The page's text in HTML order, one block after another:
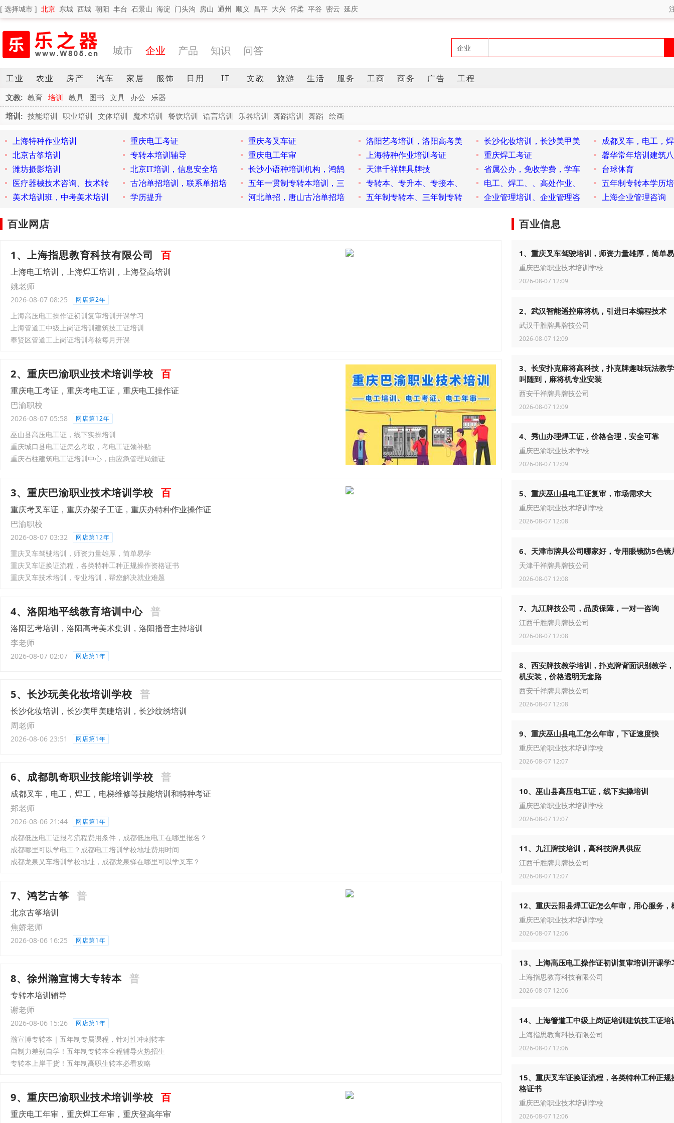
[ 选择城市 ] 北京 东城 西城 朝阳 丰台 石景山 海淀 门头沟 房山 通州 顺义 昌平 大兴 怀柔 平谷 密云 延庆
城市 企业 产品 知识 问答
工业 农业 房产 汽车 家居 服饰 日用 IT 文教 旅游 生活 服务 工商 商务 广告 工程
文教: 教育 培训 教具 图书 文具 办公
乐器
培训: 技能培训 职业培训 文体培训 魔术培训 餐饮培训 语言培训 乐器培训 舞蹈培训 舞蹈 绘画
上海特种作业培训 重庆电工考证 重庆考叉车证 洛阳艺考培训，洛阳高考美 长沙化妆培训，长沙美甲美
成都叉车，电工，
北京古筝培训
专转本培训辅导 重庆电工年审 上海特种作业培训考证 重庆焊工考证
馨华常年培训建筑
潍坊摄影培训
北京IT培训，信息安全培 长沙小语种培训机构，鸿鹄 天津千祥牌具牌技 省属公办，免收学费，学车
台球体育
医疗器械技术咨询、技术转
古冶单招培训，联系单招培 五年一贯制专转本培训，三 专转本、专升本、专接本、 电工、焊工、、高处作业、
五年制专转本学历
美术培训班，中考美术培训
学历提升 河北单招，唐山古冶单招培 五年制专转本、三年制专转 企业管理培训、企业管理咨 上海企业管理咨询
百业网店
1、上海指思教育科技有限公司 百
上海电工培训，上海焊工培训，上海登高培训
姚老师
2026-08-07 08:25 网店第2年
上海高压电工操作证初训复审培训开课学习
上海管道工中级上岗证培训建筑技工证培训
奉贤区管道工上岗证培训考核每月开课
2、重庆巴渝职业技术培训学校 百
重庆电工考证，重庆考电工证，重庆电工操作证
巴渝职校
2026-08-07 05:58 网店第12年
巫山县高压电工证，线下实操培训
重庆城口县电工证怎么考取，考电工证领补贴
重庆石柱建筑电工证培训中心，由应急管理局颁证
3、重庆巴渝职业技术培训学校 百
重庆考叉车证，重庆办架子工证，重庆办特种作业操作证
巴渝职校
2026-08-07 03:32 网店第12年
重庆叉车驾驶培训，师资力量雄厚，简单易学
重庆叉车证换证流程，各类特种工种正规操作资格证书
重庆叉车技术培训，专业培训，帮您解决就业难题
4、洛阳地平线教育培训中心 普
洛阳艺考培训，洛阳高考美术集训，洛阳播音主持培训
李老师
2026-08-07 02:07 网店第1年
5、长沙玩美化妆培训学校 普
长沙化妆培训，长沙美甲美睫培训，长沙纹绣培训
周老师
2026-08-06 23:51 网店第1年
6、成都凯奇职业技能培训学校 普
成都叉车，电工，焊工，电梯维修等技能培训和特种考证
郑老师
2026-08-06 21:44 网店第1年
成都低压电工证报考流程费用条件，成都低压电工在哪里报名？
成都哪里可以学电工？成都电工培训学校地址费用时间
成都龙泉叉车培训学校地址，成都龙泉驿在哪里可以学叉车？
7、鸿艺古筝 普
北京古筝培训
焦娇老师
2026-08-06 16:25 网店第1年
8、徐州瀚宣博大专转本 普
专转本培训辅导
谢老师
2026-08-06 15:26 网店第1年
瀚宣博专转本｜五年制专属课程，针对性冲刺转本
自制力差别自学！五年制专转本全程辅导火热招生
专转本上岸干货！五年制高职生转本必看攻略
9、重庆巴渝职业技术培训学校 百
重庆电工年审，重庆焊工年审，重庆登高年审
百业信息
1、重庆叉车驾驶培训，师资力量雄厚，简单
重庆巴渝职业技术培训学校
2026-08-07 12:09
2、武汉智能遥控麻将机，引进日本编程技术
武汉千胜牌具牌技公司
2026-08-07 12:09
3、长安扑克麻将高科技，扑克牌趣味玩法教
叫随到，麻将机专业安装
西安千祥牌具牌技公司
2026-08-07 12:09
4、秀山办理焊工证，价格合理，安全可靠
重庆巴渝职业技术学校
2026-08-07 12:09
5、重庆巫山县电工证复审，市场需求大
重庆巴渝职业技术培训学校
2026-08-07 12:08
6、天津市牌具公司哪家好，专用眼镜防5色镜
天津千祥牌具牌技公司
2026-08-07 12:08
7、九江牌技公司，品质保障，一对一咨询
江西千胜牌具牌技公司
2026-08-07 12:08
8、西安牌技教学培训，扑克牌背面识别教学
机安装，价格透明无套路
西安千祥牌具牌技公司
2026-08-07 12:08
9、重庆巫山县电工怎么年审，下证速度快
重庆巴渝职业技术培训学校
2026-08-07 12:07
10、巫山县高压电工证，线下实操培训
重庆巴渝职业技术培训学校
2026-08-07 12:07
11、九江牌技培训，高科技牌具供应
江西千胜牌具牌技公司
2026-08-07 12:07
12、重庆云阳县焊工证怎么年审，用心服务，
重庆巴渝职业技术培训学校
2026-08-07 12:06
13、上海高压电工操作证初训复审培训开课学
上海指思教育科技有限公司
2026-08-07 12:06
14、上海管道工中级上岗证培训建筑技工证培
上海指思教育科技有限公司
2026-08-07 12:06
15、重庆叉车证换证流程，各类特种工种正规
格证书
重庆巴渝职业技术培训学校
2026-08-07 12:06